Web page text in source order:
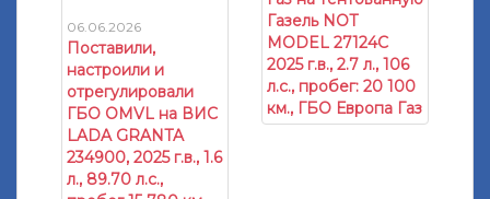
06.06.2026
Поставили,
настроили и
отрегулировали
ГБО OMVL на ВИС
LADA GRANTA
234900, 2025 г.в., 1.6
л., 89.70 л.с.,
Газель NOT
MODEL 27124C
2025 г.в., 2.7 л., 106
л.с., пробег: 20 100
км., ГБО Европа Газ